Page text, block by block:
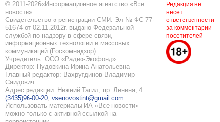
© 2011-2026«Информационное агентство «Все
новости»
Свидетельство о регистрации СМИ: Эл № ФС 77-
51674 от 02.11.2012г. выдано Федеральной
службой по надзору в сфере связи,
информационных технологий и массовых
коммуникаций (Роскомнадзор)
Учредитель: ООО «Радио-Экофонд»
Директор: Пудовкина Ирина Анатольевна
Главный редактор: Вахрутдинов Владимир
Саидович
Адрес редакции: Нижний Тагил, пр. Ленина, 4.
(3435)96-00-20, vsenovostint@gmail.com
Использовать материалы ИА «Все новости»
можно только с активной ссылкой на
Редакция не
несет
ответственности
за комментарии
посетителей